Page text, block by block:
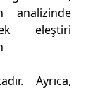
analizinde
eleştiri
Ayrıca,